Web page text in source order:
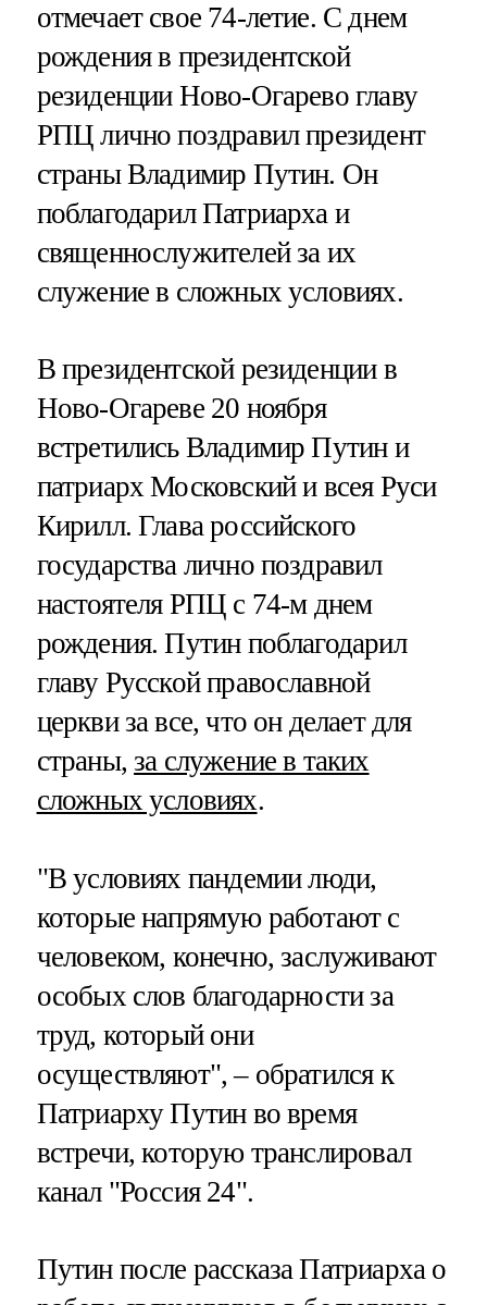
отмечает свое 74-летие. С днем
рождения в президентской
резиденции Ново-Огарево главу
РПЦ лично поздравил президент
страны Владимир Путин. Он
поблагодарил Патриарха и
священнослужителей за их
служение в сложных условиях.
В президентской резиденции в
Ново-Огареве 20 ноября
встретились Владимир Путин и
патриарх Московский и всея Руси
Кирилл. Глава российского
государства лично поздравил
настоятеля РПЦ с 74-м днем
рождения. Путин поблагодарил
главу Русской православной
церкви за все, что он делает для
страны,за служение в таких
сложных условиях.
"В условиях пандемии люди,
которые напрямую работают с
человеком, конечно, заслуживают
особых слов благодарности за
труд, который они
осуществляют", – обратился к
Патриарху Путин во время
встречи, которую транслировал
канал "Россия 24".
Путин после рассказа Патриарха о